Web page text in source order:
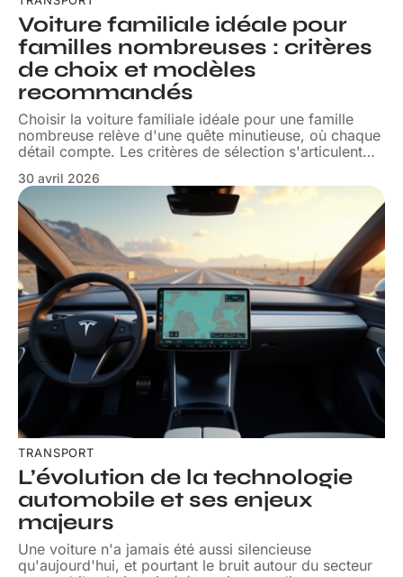
Voiture familiale idéale pour
familles nombreuses : critères
de choix et modèles
recommandés
Choisir la voiture familiale idéale pour une famille
nombreuse relève d'une quête minutieuse, où chaque
détail compte. Les critères de sélection s'articulent…
30 avril 2026
TRANSPORT
L’évolution de la technologie
automobile et ses enjeux
majeurs
Une voiture n'a jamais été aussi silencieuse
qu'aujourd'hui, et pourtant le bruit autour du secteur